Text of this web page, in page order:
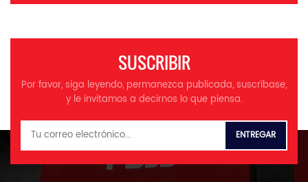
SUSCRIBIR
Por favor, siga leyendo, permanezca publicada, suscríbase,
y le invitamos a decirnos lo que piensa.